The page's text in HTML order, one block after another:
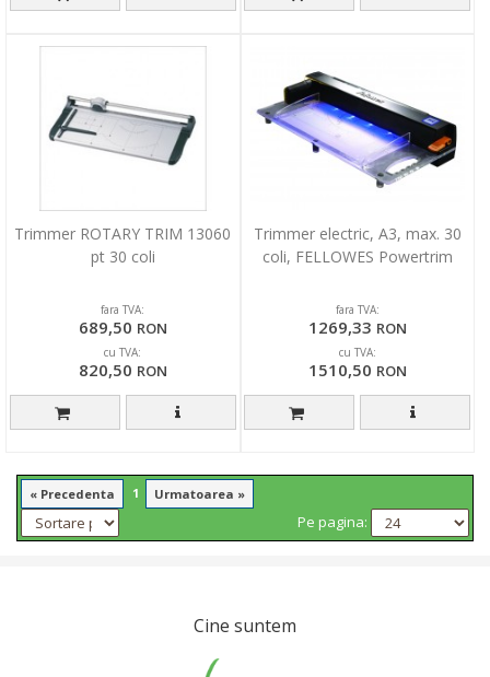
Trimmer ROTARY TRIM 13060
pt 30 coli
fara TVA:
689,50 RON
cu TVA:
820,50 RON
Trimmer electric, A3, max. 30
coli, FELLOWES Powertrim
fara TVA:
1269,33 RON
cu TVA:
1510,50 RON
« Precedenta 1 Urmatoarea »
Pe pagina:
Cine suntem